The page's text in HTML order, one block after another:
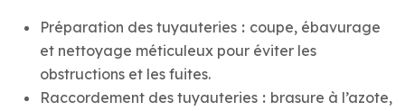
Préparation des tuyauteries : coupe, ébavurage
et nettoyage méticuleux pour éviter les
obstructions et les fuites.
Raccordement des tuyauteries : brasure à l’azote,